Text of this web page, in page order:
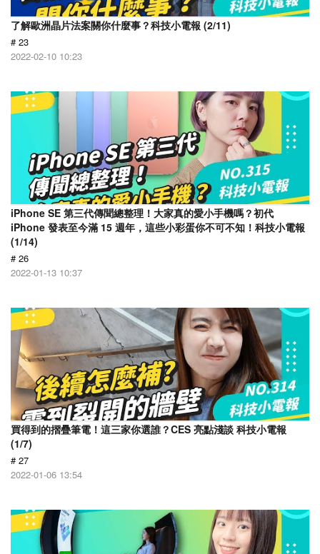
了解歐洲晶片法案關你什麼事？科技小電報 (2/11)
# 23
2022-02-10 10:23
iPhone SE 第三代傳聞總整理！大家真的愛小手機嗎？初代
iPhone 發表至今滿 15 週年，這些小彩蛋你不可不知！科技小電報
(1/14)
# 26
2022-01-13 10:37
買得到的摺疊筆電！這三家你選誰？CES 亮點淺談 科技小電報
(1/7)
# 27
2022-01-06 13:54